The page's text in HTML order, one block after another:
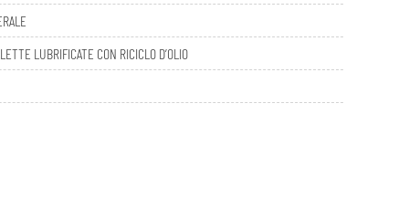
LUBRIFICATE CON RICICLO D’OLIO